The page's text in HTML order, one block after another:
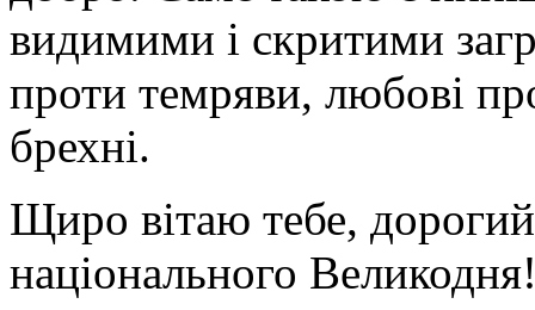
видимими і скритими
проти темряви, любові
брехні.
Щиро вітаю тебе,
національного